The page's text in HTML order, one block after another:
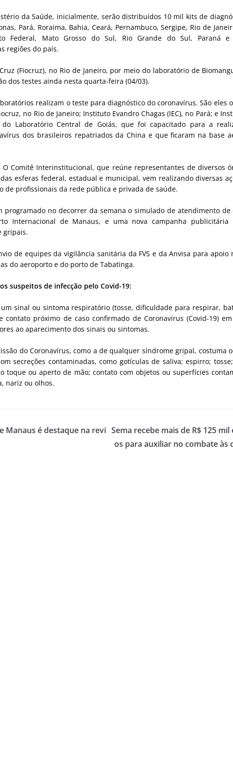
da Saúde, inicialmente, serão distribuídos 10 mil kits de
Pará, Roraima, Bahia, Ceará, Pernambuco, Sergipe, Rio de
Federal, Mato Grosso do Sul, Rio Grande do Sul, Paraná e
regiões do país.
(Fiocruz), no Rio de Janeiro, por meio do laboratório de
dos testes ainda nesta quarta-feira (04/03).
realizam o teste para diagnóstico do coronavírus. São eles
no Rio de Janeiro; Instituto Evandro Chagas (IEC), no Pará; e
Laboratório Central de Goiás, que foi capacitado para a
dos brasileiros repatriados da China e que ficaram na base
O Comitê Interinstitucional, que reúne representantes de diversos
esferas federal, estadual e municipal, vem realizando diversas
de profissionais da rede pública e privada de saúde.
programado no decorrer da semana o simulado de atendimento de
Internacional de Manaus, e uma nova campanha publicitária
gripais.
de equipes da vigilância sanitária da FVS e da Anvisa para apoio
do aeroporto e do porto de Tabatinga.
suspeitos de infecção pelo Covid-19:
sinal ou sintoma respiratório (tosse, dificuldade para respirar,
contato próximo de caso confirmado de Coronavírus (Covid-19)
ao aparecimento dos sinais ou sintomas.
do Coronavírus, como a de qualquer síndrome gripal, costuma
secreções contaminadas, como gotículas de saliva; espirro;
toque ou aperto de mão; contato com objetos ou superfícies
nariz ou olhos.
Manaus é destaque na revi Sema recebe mais de R$ 125
os para auxiliar no combate às